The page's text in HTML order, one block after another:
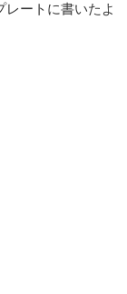
レートに書いたよ